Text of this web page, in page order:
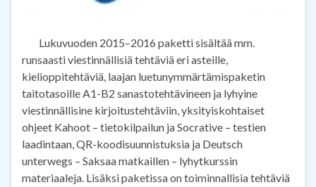
Lukuvuoden 2015–2016 paketti sisältää mm.
runsaasti viestinnällisiä tehtäviä eri asteille,
kielioppitehtäviä, laajan luetunymmärtämispaketin
taitotasoille A1-B2 sanastotehtävineen ja lyhyine
viestinnällisine kirjoitustehtäviin, yksityiskohtaiset
ohjeet Kahoot – tietokilpailun ja Socrative – testien
laadintaan, QR-koodisuunnistuksia ja Deutsch
unterwegs – Saksaa matkaillen – lyhytkurssin
materiaaleja. Lisäksi paketissa on toiminnallisia tehtäviä